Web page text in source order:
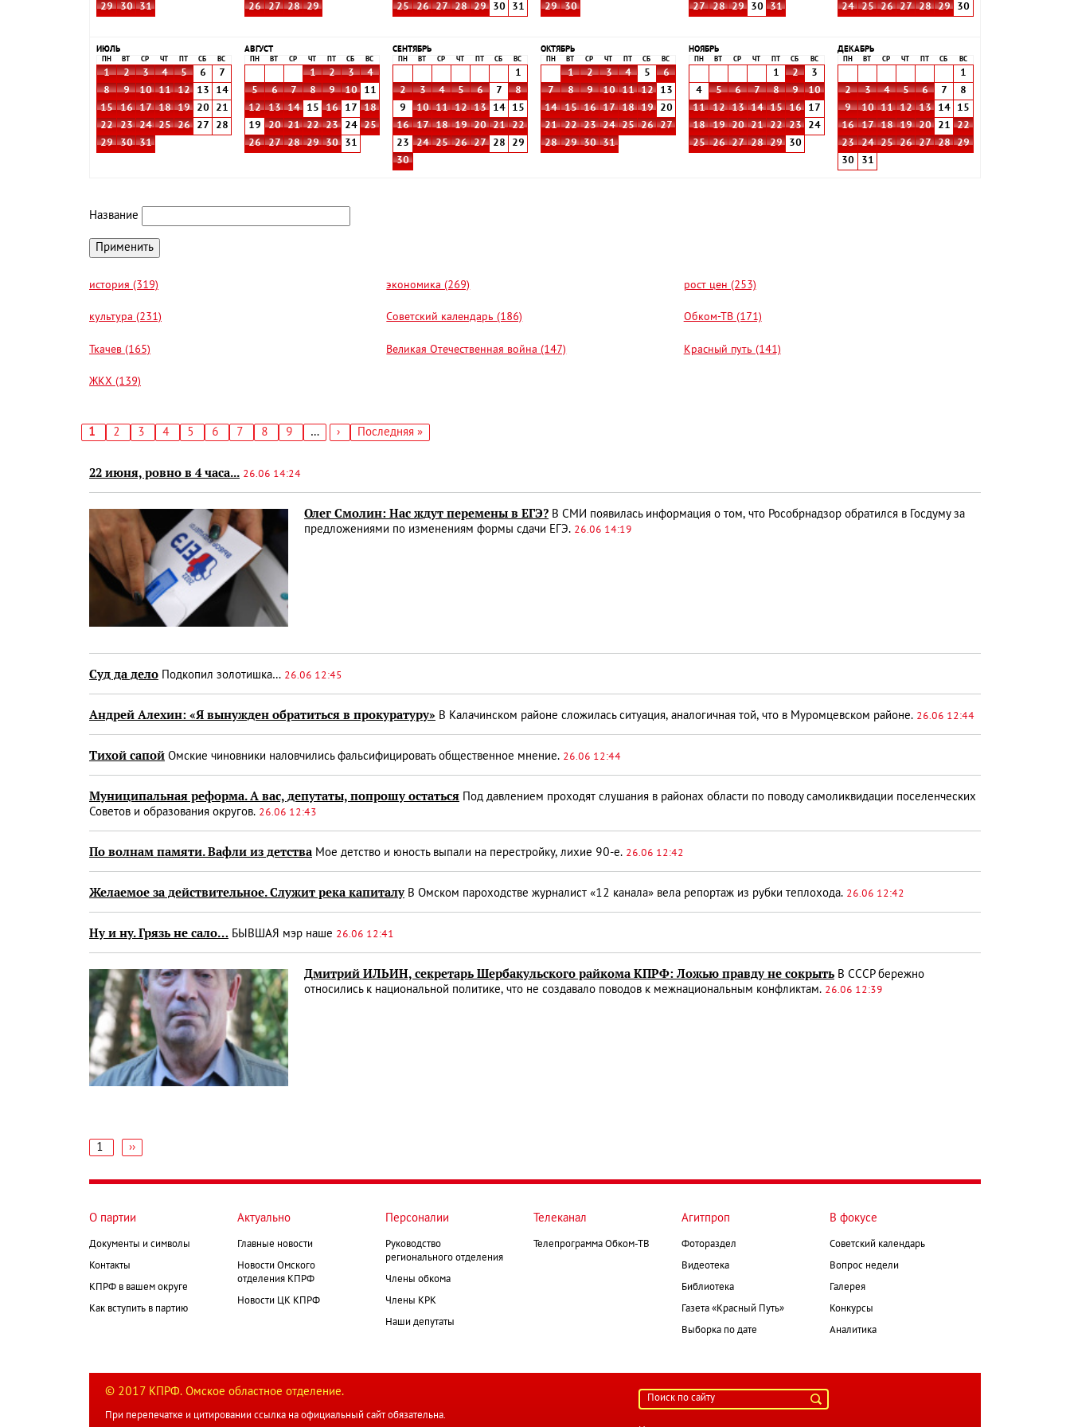
29
30 31
26
27 28 29
25
26 27 28 29 30 31
29
30
27
28 29 30 31
24
25 26 27 28 29 30
ИЮЛЬ
ПН ВТ СР ЧТ СБ ВС
1 2 3 4 5 6
7
8
9 10 11 12 13
14
15
16 17 18 19 20
21
22
23 24 25 26 27
28
29
30 31
АВГУСТ
ПН ВТ СР ЧТ СБ ВС
1 2 3
4
5
6 7 8 9 10
11
12
13 14 15 16 17
18
19
20 21 22 23 24
25
26
27 28 29 30 31
СЕНТЯБРЬ
ПН ВТ СР ЧТ СБ ВС
1
2
3 4 5 6 7
8
9
10 11 12 13 14
15
16
17 18 19 20 21
22
23
24 25 26 27 28
29
30
ОКТЯБРЬ
ПН ВТ СР ЧТ СБ ВС
1 2 3 4 5
6
7
8 9 10 11 12
13
14
15 16 17 18 19
20
21
22 23 24 25 26
27
28
29 30 31
НОЯБРЬ
ПН ВТ СР ЧТ СБ ВС
1 2
3
4
5 6 7 8 9
10
11
12 13 14 15 16
17
18
19 20 21 22 23
24
25
26 27 28 29 30
ДЕКАБРЬ
ПН ВТ СР ЧТ СБ ВС
1
2
3 4 5 6 7
8
9
10 11 12 13 14
15
16
17 18 19 20 21
22
23
24 25 26 27 28
29
30
31
Название
история (319) экономика (269) рост цен (253)
культура (231) Советский календарь (186) Обком-ТВ (171)
Ткачев (165) Великая Отечественная война (147) Красный путь (141)
ЖКХ (139)
Текущая
1 Страница
2 Страница
3 Страница
4 Страница
5 Страница
6 Страница
7 Страница
8 Страница
9 …
Следующая
›
Последняя
Последняя »
22 июня, ровно в 4 часа... 26.06 14:24
Олег Смолин: Нас ждут перемены в ЕГЭ? В СМИ появилась информация о том, что Рособрнадзор обратился в Госдуму за
предложениями по изменениям формы сдачи ЕГЭ. 26.06 14:19
Суд да дело Подкопил золотишка… 26.06 12:45
Андрей Алехин: «Я вынужден обратиться в прокуратуру» В Калачинском районе сложилась ситуация, аналогичная той, что в Муромцевском районе. 26.06 12:44
Тихой сапой Омские чиновники наловчились фальсифицировать общественное мнение. 26.06 12:44
Муниципальная реформа. А вас, депутаты, попрошу остаться Под давлением проходят слушания в районах области по поводу самоликвидации поселенческих
Советов и образования округов. 26.06 12:43
По волнам памяти. Вафли из детства Мое детство и юность выпали на перестройку, лихие 90-е. 26.06 12:42
Желаемое за действительное. Служит река капиталуВ Омском пароходстве журналист «12 канала» вела репортаж из рубки теплохода. 26.06 12:42
Ну и ну. Грязь не сало… БЫВШАЯ мэр наше 26.06 12:41
Дмитрий ИЛЬИН, секретарь Шербакульского райкома КПРФ: Ложью правду не сокрыть В СССР бережно
относились к национальной политике, что не создавало поводов к межнациональным конфликтам. 26.06 12:39
страниц
1
Следующая
››
О партии
Документы и символы
Контакты
КПРФ в вашем округе
Как вступить в партию
Актуально
Главные новости
Новости Омского
отделения КПРФ
Новости ЦК КПРФ
Персоналии
Руководство
регионального отделения
Члены обкома
Члены КРК
Наши депутаты
Телеканал
Телепрограмма Обком-ТВ
Агитпроп
Фотораздел
Видеотека
Библиотека
Газета «Красный Путь»
Выборка по дате
В фокусе
Советский календарь
Вопрос недели
Галерея
Конкурсы
Аналитика
© 2017 КПРФ. Омское областное отделение.
При перепечатке и цитировании ссылка на официальный сайт обязательна.